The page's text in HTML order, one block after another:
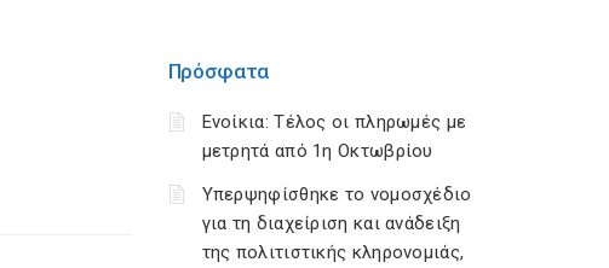
Πρόσφατα
Ενοίκια: Τέλος οι πληρωμές με
μετρητά από 1η Οκτωβρίου
Υπερψηφίσθηκε το νομοσχέδιο
για τη διαχείριση και ανάδειξη
της πολιτιστικής κληρονομιάς,